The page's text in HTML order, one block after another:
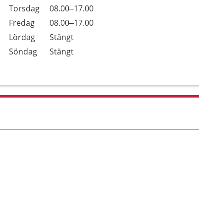
Torsdag
08.00–17.00
Fredag
08.00–17.00
Lördag
Stängt
Söndag
Stängt